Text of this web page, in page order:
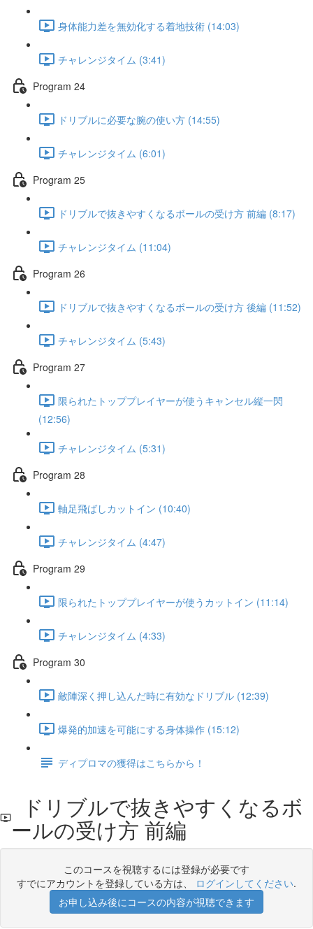
身体能力差を無効化する着地技術 (14:03)
チャレンジタイム (3:41)
Program 24
ドリブルに必要な腕の使い方 (14:55)
チャレンジタイム (6:01)
Program 25
ドリブルで抜きやすくなるボールの受け方 前編 (8:17)
チャレンジタイム (11:04)
Program 26
ドリブルで抜きやすくなるボールの受け方 後編 (11:52)
チャレンジタイム (5:43)
Program 27
限られたトッププレイヤーが使うキャンセル縦一閃
(12:56)
チャレンジタイム (5:31)
Program 28
軸足飛ばしカットイン (10:40)
チャレンジタイム (4:47)
Program 29
限られたトッププレイヤーが使うカットイン (11:14)
チャレンジタイム (4:33)
Program 30
敵陣深く押し込んだ時に有効なドリブル (12:39)
爆発的加速を可能にする身体操作 (15:12)
ディプロマの獲得はこちらから！
ドリブルで抜きやすくなるボ
ールの受け方 前編
このコースを視聴するには登録が必要です
すでにアカウントを登録している方は、 ログインしてください.
お申し込み後にコースの内容が視聴できます